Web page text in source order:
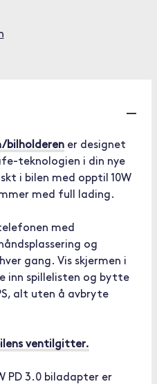
bilholderen er designet
teknologien i din nye
i bilen med opptil 10W
med full lading.
med
og
gang. Vis skjermen i
inn spillelisten og bytte
alt uten å avbryte
ventilgitter.
PD 3.0 biladapter er